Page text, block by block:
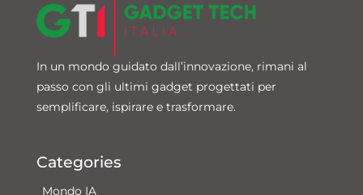
In un mondo guidato dall’innovazione, rimani al
passo con gli ultimi gadget progettati per
semplificare, ispirare e trasformare.
Categories
Mondo IA